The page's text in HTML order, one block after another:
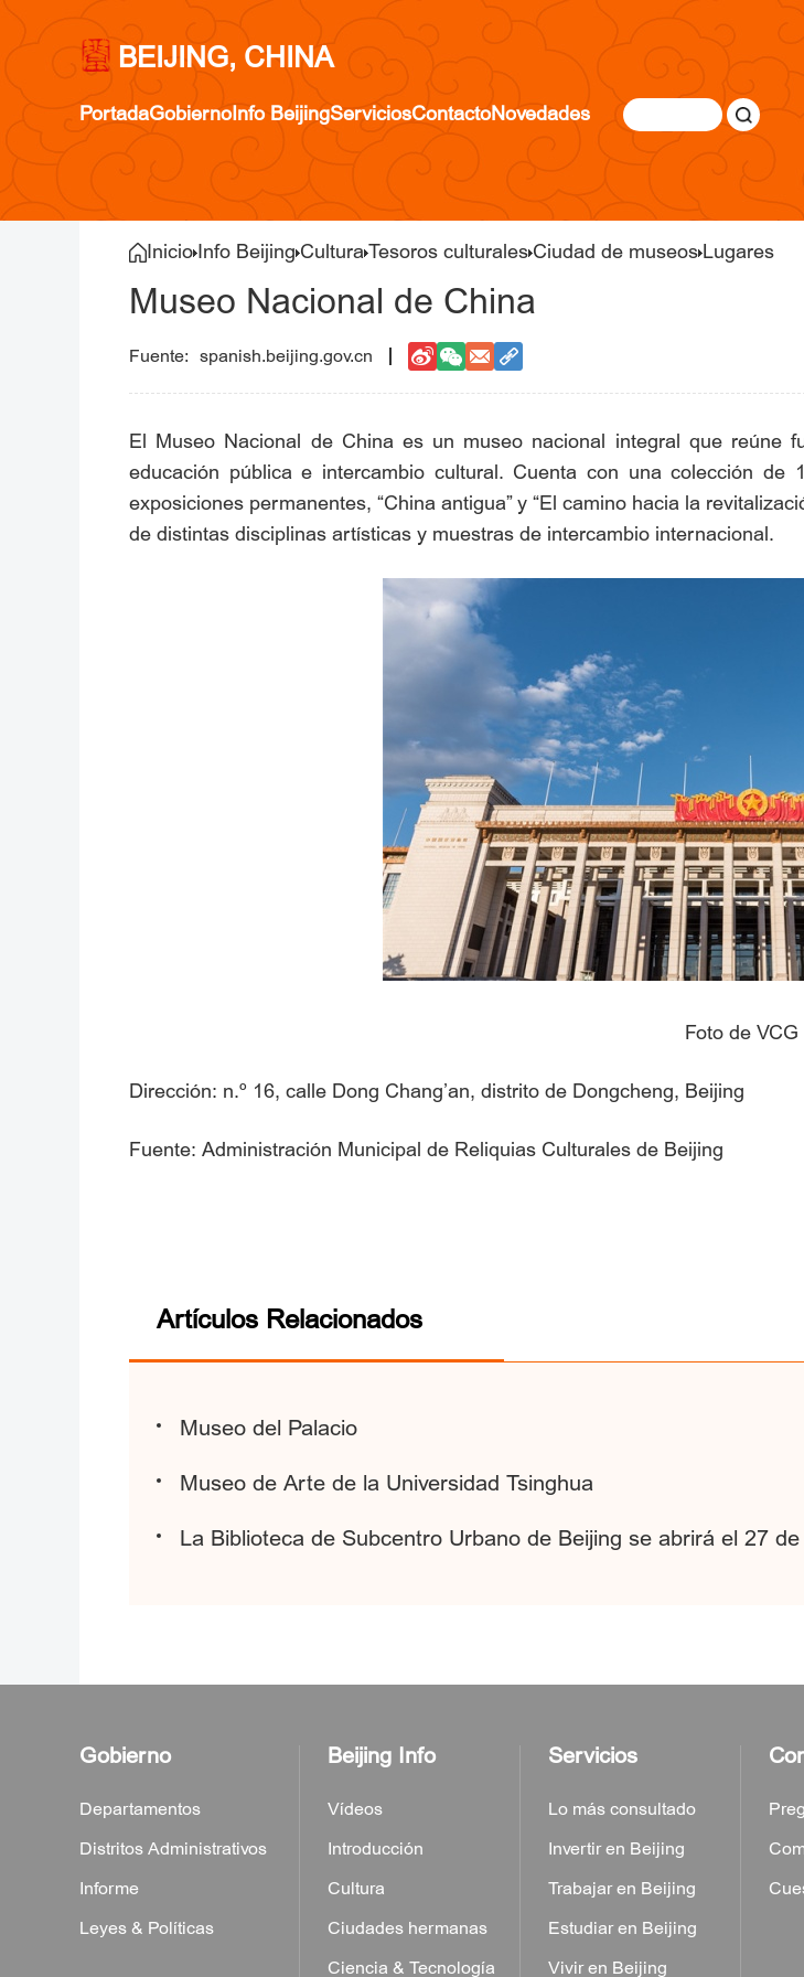
BEIJING, CHINA
PortadaGobiernoInfo BeijingServiciosContactoNovedades
Inicio Info Beijing Cultura Tesoros culturales Ciudad de museos Lugares
Museo Nacional de China
spanish.beijing.gov.cn
El Museo Nacional de China es un museo nacional integral que reúne
educación pública e intercambio cultural. Cuenta con una colección
exposiciones permanentes, “China antigua” y “El camino hacia la
de distintas disciplinas artísticas y muestras de intercambio internacional.
Foto de VCG
Dirección: n.º 16, calle Dong Chang’an, distrito de Dongcheng, Beijing
Fuente: Administración Municipal de Reliquias Culturales de Beijing
Artículos Relacionados
Museo del Palacio
Museo de Arte de la Universidad Tsinghua
La Biblioteca de Subcentro Urbano de Beijing se abrirá el 27
Gobierno
Departamentos
Distritos Administrativos
Informe
Leyes & Políticas
Beijing Info
Vídeos
Introducción
Cultura
Ciudades hermanas
Ciencia & Tecnología
Servicios
Lo más consultado
Invertir en Beijing
Trabajar en Beijing
Estudiar en Beijing
Vivir en Beijing